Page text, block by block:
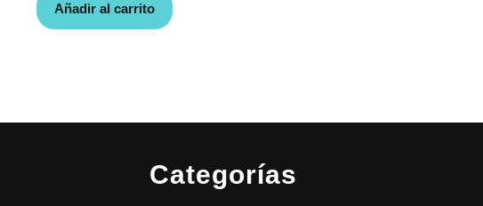
Añadir al carrito
Categorías